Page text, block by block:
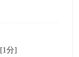
[1分]